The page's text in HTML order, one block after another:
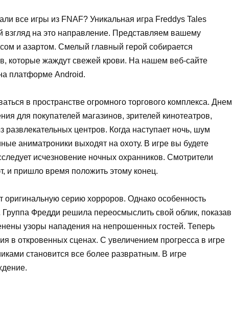
все игры из FNAF? Уникальная игра Freddys Tales
взгляд на это направление. Представляем вашему
и азартом. Смелый главный герой собирается
которые жаждут свежей крови. На нашем веб-сайте
платформе Android.
в пространстве огромного торгового комплекса. Днем
для покупателей магазинов, зрителей кинотеатров,
центров. Когда наступает ночь, шум
аниматроники выходят на охоту. В игре вы будете
исчезновение ночных охранников. Смотрители
и пришло время положить этому конец.
оригинальную серию хорроров. Однако особенность
Фредди решила переосмыслить свой облик, показав
узоры нападения на непрошенных гостей. Теперь
в откровенных сценах. С увеличением прогресса в игре
становится все более развратным. В игре